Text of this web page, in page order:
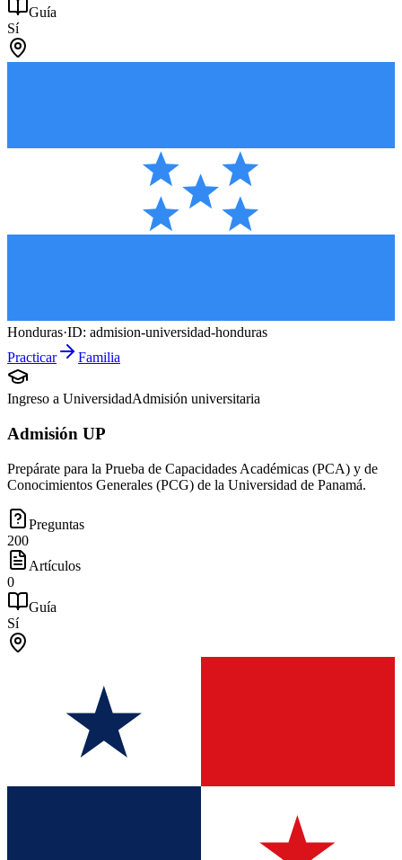
Guía
Sí
Honduras·ID: admision-universidad-honduras
Practicar
Familia
Ingreso a UniversidadAdmisión universitaria
Admisión UP
Prepárate para la Prueba de Capacidades Académicas (PCA) y de
Conocimientos Generales (PCG) de la Universidad de Panamá.
Preguntas
200
Artículos
0
Guía
Sí